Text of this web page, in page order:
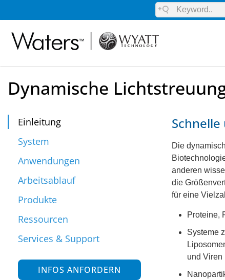
Dynamische
Einleitung
System
Anwendungen
Arbeitsablauf
Produkte
Ressourcen
Services & Support
INFOS ANFORDERN
Die
anderen
die
für eine
Proteine,
Systeme
und Viren